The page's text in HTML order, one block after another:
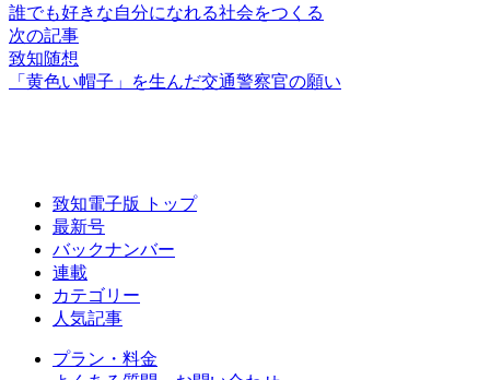
誰でも好きな自分になれる社会をつくる
次の記事
致知随想
「黄色い帽子」を生んだ交通警察官の願い
致知電子版 トップ
最新号
バックナンバー
連載
カテゴリー
人気記事
プラン・料金